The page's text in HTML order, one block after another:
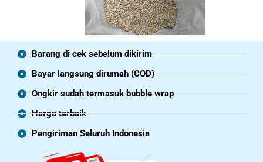
Barang di cek sebelum dikirim
Bayar langsung dirumah (COD)
Ongkir sudah termasuk bubble wrap
Harga terbaik
Pengiriman Seluruh Indonesia